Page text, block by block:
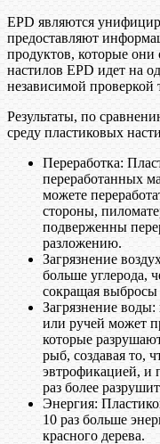
EPD являются
предоставляют
продуктов, которые они
настилов EPD идет на
независимой проверкой
Результаты, по
среду пластиковых
Переработка:
переработанных
можете
стороны,
подверженны
разложению.
Загрязнение
больше углерода,
сокращая выбросы
Загрязнение
или ручей может
которые
рыб, создавая то,
эвтрофикацией, и
раз более
Энергия:
10 раз больше
красного дерева.